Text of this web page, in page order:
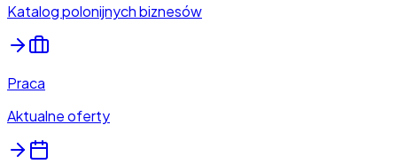
Katalog polonijnych biznesów
Praca
Aktualne oferty